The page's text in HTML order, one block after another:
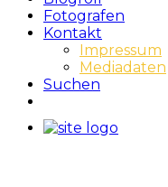
Fotografen
Kontakt
Impressum
Mediadaten
Suchen